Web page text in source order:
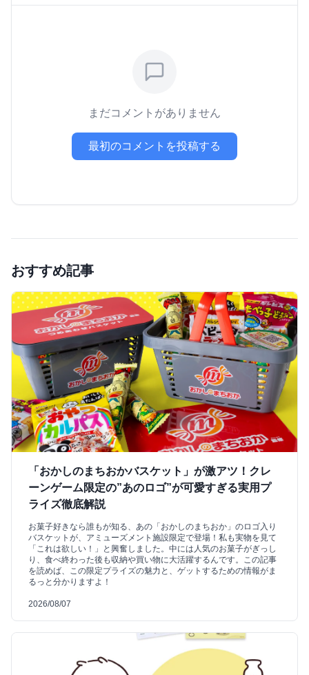
まだコメントがありません
最初のコメントを投稿する
おすすめ記事
「おかしのまちおかバスケット」が激アツ！クレ
ーンゲーム限定の”あのロゴ”が可愛すぎる実用プ
ライズ徹底解説
お菓子好きなら誰もが知る、あの「おかしのまちおか」のロゴ入り
バスケットが、アミューズメント施設限定で登場！私も実物を見て
「これは欲しい！」と興奮しました。中には人気のお菓子がぎっし
り、食べ終わった後も収納や買い物に大活躍するんです。この記事
を読めば、この限定プライズの魅力と、ゲットするための情報がま
るっと分かりますよ！
2026/08/07